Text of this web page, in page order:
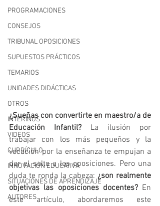
PROGRAMACIONES
CONSEJOS
TRIBUNAL OPOSICIONES
SUPUESTOS PRÁCTICOS
TEMARIOS
UNIDADES DIDÁCTICAS
OTROS
INTERINOS
VIDEOS
CURRÍCULO
INNOVACIÓN EDUCATIVA
SITUACIONES DE APRENDIZAJE
AUTORES
¿Sueñas con convertirte en maestro/a de
Educación Infantil? La ilusión por
trabajar con los más pequeños y la
vocación por la enseñanza te empujan a
dar el salto a las oposiciones. Pero una
duda te ronda la cabeza: ¿son realmente
objetivas las oposiciones docentes? En
este artículo, abordaremos este